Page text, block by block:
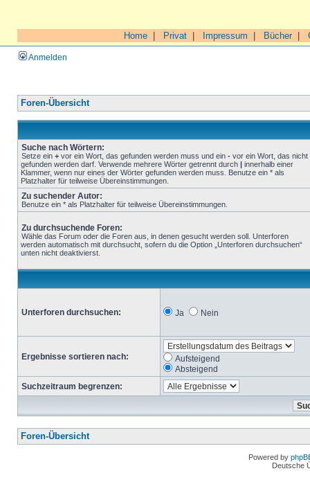
Home Privat Impressum Bücher|
Anmelden
Foren-Übersicht
Suche nach Wörtern:
Setze ein + vor ein Wort, das gefunden werden muss und ein - vor ein Wort, das nicht
gefunden werden darf. Verwende mehrere Wörter getrennt durch | innerhalb einer
Klammer, wenn nur eines der Wörter gefunden werden muss. Benutze ein * als
Platzhalter für teilweise Übereinstimmungen.
Zu suchender Autor:
Benutze ein * als Platzhalter für teilweise Übereinstimmungen.
Zu durchsuchende Foren:
Wähle das Forum oder die Foren aus, in denen gesucht werden soll. Unterforen
werden automatisch mit durchsucht, sofern du die Option „Unterforen durchsuchen“
unten nicht deaktivierst.
Unterforen durchsuchen: Ja Nein
Ergebnisse sortieren nach:
Aufsteigend
Absteigend
Suchzeitraum begrenzen:
Foren-Übersicht
Powered by
Deutsche